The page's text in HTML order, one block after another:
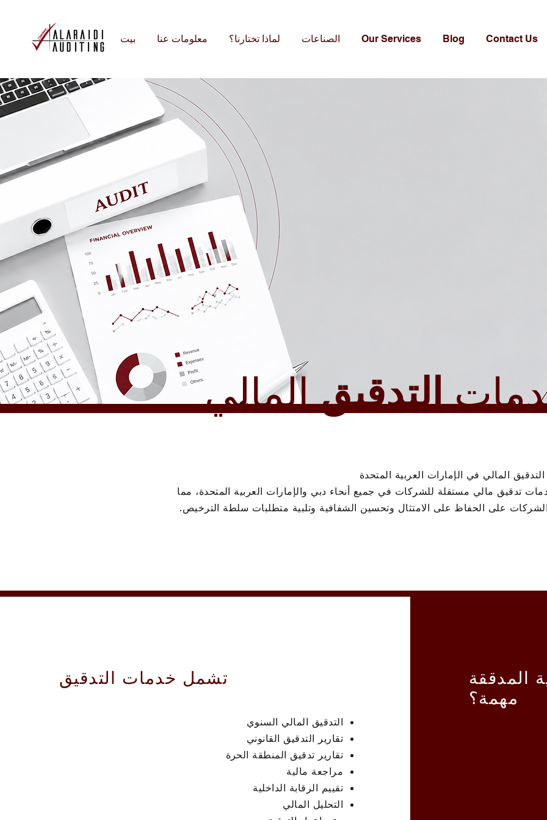
بيت معلومات عنا لماذا تختارنا؟ الصناعات Our Services Blog Contact Us
التدقيقالمالي
المالي في الإمارات العربية المتحدة
تدقيق مالي مستقلة للشركات في جميع أنحاء دبي والإمارات العربية المتحدة، مما
على الحفاظ على الامتثال وتحسين الشفافية وتلبية متطلبات سلطة الترخيص.
تشمل خدمات التدقيق
التدقيق المالي السنوي
تقارير التدقيق القانوني
تقارير تدقيق المنطقة الحرة
مراجعة مالية
تقييم الرقابة الداخلية
التحليل المالي
المدققة
مهمة؟